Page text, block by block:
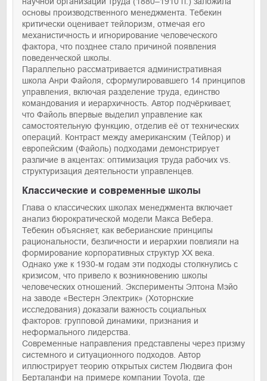
основы производственного менеджмента. Тебекин
критически оценивает тейлоризм, отмечая его
механистичность и игнорирование человеческого
фактора, что позднее стало причиной появления
поведенческой школы.
Параллельно рассматривается административная
школа Анри Файоля, сформулировавшего 14 принципов
управления, включая разделение труда, единство
командования и иерархичность. Автор подчёркивает,
что Файоль впервые выделил управление как
самостоятельную функцию, отделив её от технических
операций. Контраст между американским (Тейлор) и
европейским (Файоль) подходами демонстрирует
различие в акцентах: оптимизация труда рабочих vs.
структуризация деятельности управленцев.
Классические и современные школы
Глава о классических школах менеджмента включает
анализ бюрократической модели Макса Вебера.
Тебекин объясняет, как веберианские принципы
рациональности, безличности и иерархии повлияли на
формирование корпоративных структур XX века.
Однако уже к 1930-м годам эти подходы столкнулись с
кризисом, что привело к возникновению школы
человеческих отношений. Эксперименты Элтона Мэйо
на заводе «Вестерн Электрик» (Хоторнские
исследования) доказали важность социальных
факторов: групповой динамики, признания и
неформального лидерства.
Современные направления представлены через призму
системного и ситуационного подходов. Автор
иллюстрирует теорию открытых систем Людвига фон
Берталанфи на примере компании Toyota, где